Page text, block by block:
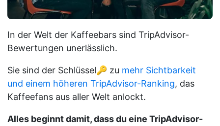
In der Welt der Kaffeebars sind TripAdvisor-
Bewertungen unerlässlich.
Sie sind der Schlüssel🔑 zu mehr Sichtbarkeit
und einem höheren TripAdvisor-Ranking, das
Kaffeefans aus aller Welt anlockt.
Alles beginnt damit, dass du eine TripAdvisor-